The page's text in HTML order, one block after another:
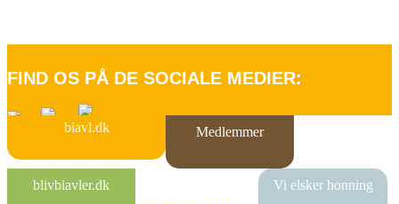
FIND OS PÅ DE SOCIALE MEDIER:
biavl.dk Medlemmer
blivbiavler.dk Vi elsker honning
FORSIDE